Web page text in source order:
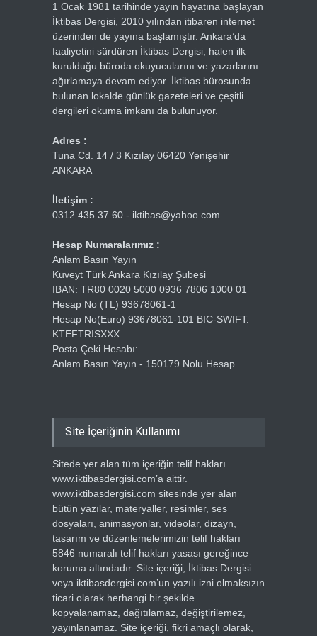
1 Ocak 1981 tarihinde yayın hayatına başlayan
İktibas Dergisi, 2010 yılından itibaren internet
üzerinden de yayına başlamıştır. Ankara’da
faaliyetini sürdüren İktibas Dergisi, halen ilk
kurulduğu büroda okuyucularını ve yazarlarını
ağırlamaya devam ediyor. İktibas bürosunda
bulunan lokalde günlük gazeteleri ve çeşitli
dergileri okuma imkanı da bulunuyor.
Adres :
Tuna Cd. 14 / 3 Kızılay 06420 Yenişehir
ANKARA
İletişim :
0312 435 37 60 - iktibas@yahoo.com
Hesap Numaralarımız :
Anlam Basın Yayın
Kuveyt Türk Ankara Kızılay Şubesi
IBAN: TR80 0020 5000 0936 7806 1000 01
Hesap No (TL) 93678061-1
Hesap No(Euro) 93678061-101 BIC-SWIFT:
KTEFTRISXXX
Posta Çeki Hesabı:
Anlam Basın Yayın - 150179 Nolu Hesap
Site İçeriğinin Kullanımı
Sitede yer alan tüm içeriğin telif hakları
www.iktibasdergisi.com’a aittir.
www.iktibasdergisi.com sitesinde yer alan
bütün yazılar, materyaller, resimler, ses
dosyaları, animasyonlar, videolar, dizayn,
tasarım ve düzenlemelerimizin telif hakları
5846 numaralı telif hakları yasası gereğince
koruma altındadır. Site içeriği, İktibas Dergisi
veya iktibasdergisi.com’un yazılı izni olmaksızın
ticari olarak herhangi bir şekilde
kopyalanamaz, dağıtılamaz, değiştirilemez,
yayınlanamaz. Site içeriği, fikri amaçlı olarak,